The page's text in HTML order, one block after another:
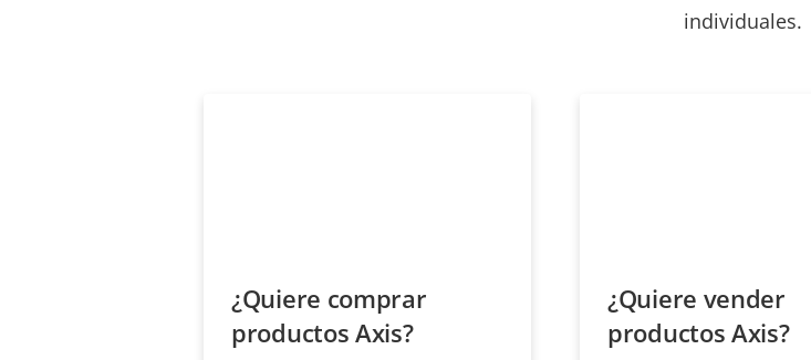
individuales.
¿Quiere comprar
productos Axis?
¿Quiere vender
productos Axis?